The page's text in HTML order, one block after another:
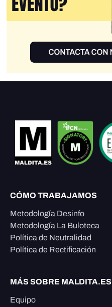
CÓMO TRABAJAMOS
Metodología Desinfo
Metodología La Buloteca
Política de Neutralidad
Política de Rectificación
MÁS SOBRE MALDITA.ES
Equipo